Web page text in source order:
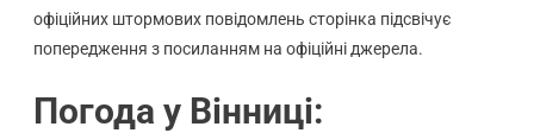
офіційних штормових повідомлень сторінка підсвічує
попередження з посиланням на офіційні джерела.
Погода у Вінниці: